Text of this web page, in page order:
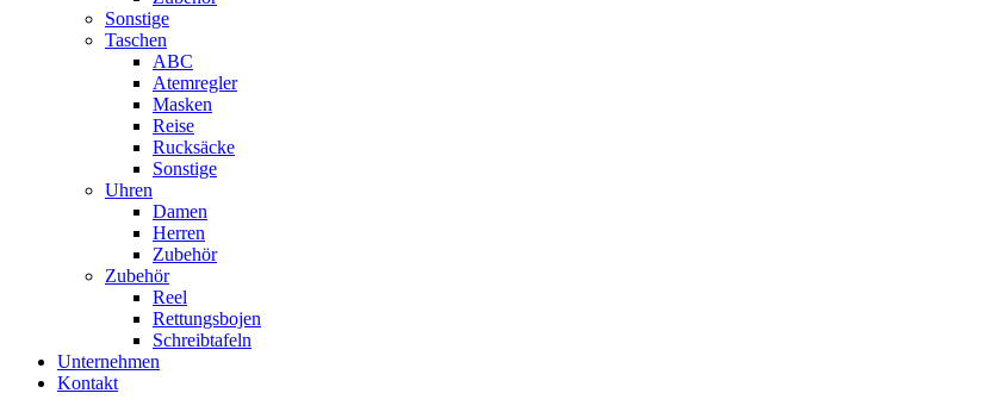
Sonstige
Taschen
ABC
Atemregler
Masken
Reise
Rucksäcke
Sonstige
Uhren
Damen
Herren
Zubehör
Zubehör
Reel
Rettungsbojen
Schreibtafeln
Unternehmen
Kontakt